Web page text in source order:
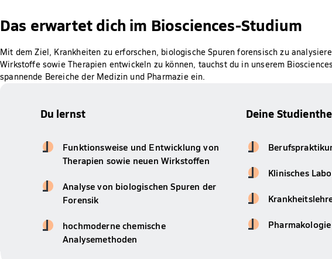
Das erwartet dich im Biosciences-Studium
Mit dem Ziel, Krankheiten zu erforschen, biologische Spuren forensisch zu
Wirkstoffe sowie Therapien entwickeln zu können, tauchst du in unserem
spannende Bereiche der Medizin und Pharmazie ein.
Du lernst
Funktionsweise und Entwicklung von
Therapien sowie neuen Wirkstoffen
Analyse von biologischen Spuren der
Forensik
hochmoderne chemische
Analysemethoden
Deine
Klinisches
Pharmakologie